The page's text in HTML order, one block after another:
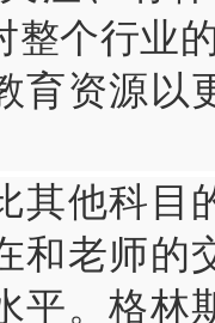
整个行业
育资源以
其他科目
和老师的
平。格林